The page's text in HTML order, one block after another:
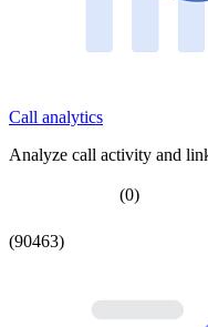
Call analytics
Analyze call activity and
(0)
(90463)